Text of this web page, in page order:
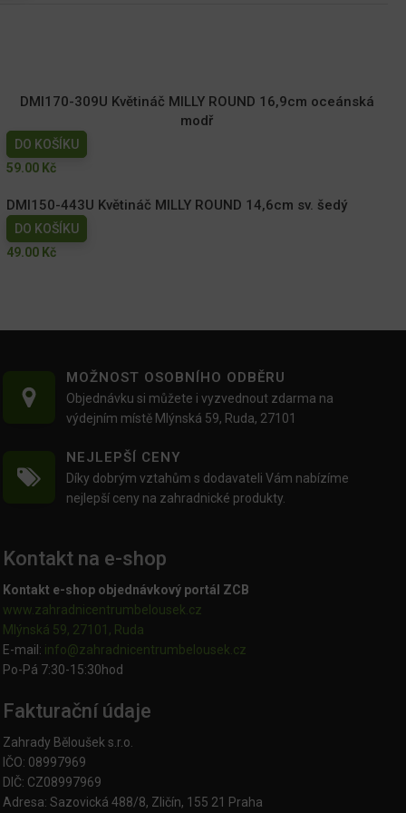
DMI170-309U Květináč MILLY ROUND 16,9cm oceánská
modř
DO KOŠÍKU
59.00 Kč
DMI150-443U Květináč MILLY ROUND 14,6cm sv. šedý
DO KOŠÍKU
49.00 Kč
MOŽNOST OSOBNÍHO ODBĚRU
Objednávku si můžete i vyzvednout zdarma na
výdejním místě Mlýnská 59, Ruda, 27101
NEJLEPŠÍ CENY
Díky dobrým vztahům s dodavateli Vám nabízíme
nejlepší ceny na zahradnické produkty.
Kontakt na e-shop
Kontakt e-shop objednávkový portál ZCB
www.zahradnicentrumbelousek.cz
Mlýnská 59, 27101, Ruda
E-mail: info@zahradnicentrumbelousek. cz
Po-Pá 7:30-15:30hod
Fakturační údaje
Zahrady Běloušek s.r.o.
IČO: 08997969
DIČ: CZ08997969
Adresa: Sazovická 488/8, Zličín, 155 21 Praha